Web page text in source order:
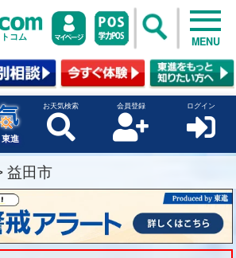
コム MENU
進
お天気検索 会員登録 ログイン
益田市